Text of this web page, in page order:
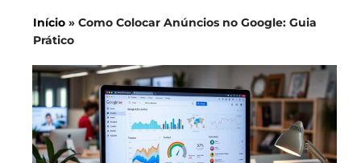
Início » Como Colocar Anúncios no Google: Guia
Prático